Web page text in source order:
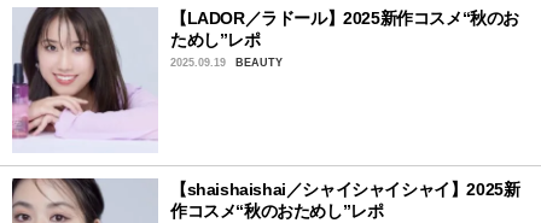
【LADOR／ラドール】2025新作コスメ“秋のお
ためし”レポ
2025.09.19 BEAUTY
【shaishaishai／シャイシャイシャイ】2025新
作コスメ“秋のおためし”レポ